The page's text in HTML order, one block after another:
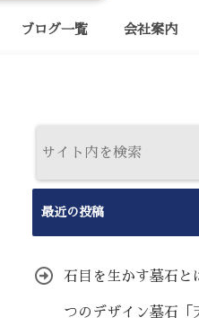
ブログ一覧 会社案内
最近の投稿
石目を生かす墓石と
つのデザイン墓石